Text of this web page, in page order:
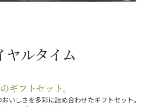
ヤルタイム
ギフトセット。
いしさを多彩に詰め合わせたギフトセット。